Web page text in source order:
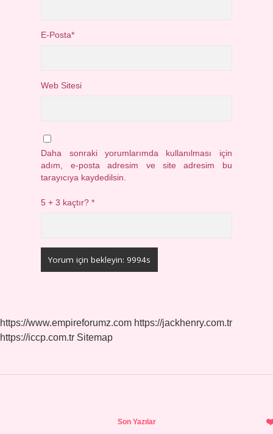
E-Posta*
Web Sitesi
Daha sonraki yorumlarımda kullanılması için
adım, e-posta adresim ve site adresim bu
tarayıcıya kaydedilsin.
5 + 3 kaçtır?*
https://www.empireforumz.com https://jackhenry.com.tr
https://iccp.com.tr Sitemap
Son Yazılar